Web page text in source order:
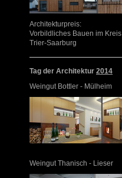
Architekturpreis:
Vorbildliches Bauen im Kreis
Trier-Saarburg
Tag der Architektur 2014
Weingut Bottler - Mülheim
Weingut Thanisch - Lieser